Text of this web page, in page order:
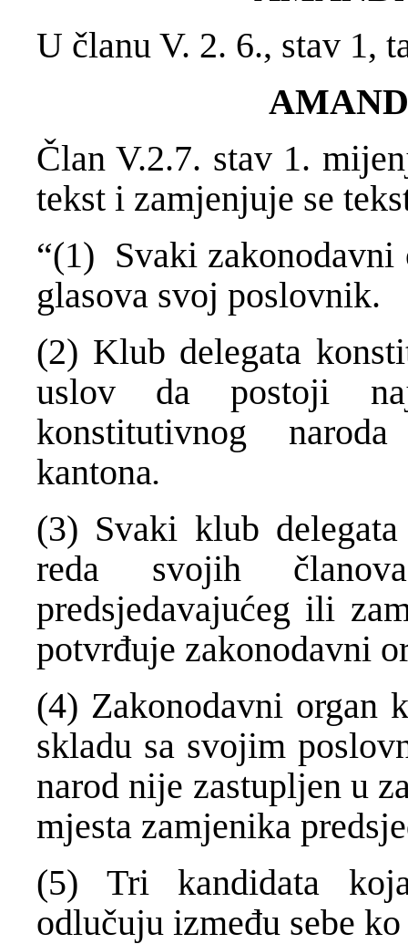
U članu V. 2. 6., stav 1,
Član V.2.7. stav 1.
tekst i zamjenjuje se
“(1) Svaki zakonodavni
glasova svoj poslovnik.
(2) Klub delegata
uslov da postoji
konstitutivnog
kantona.
(3) Svaki klub
reda svojih
predsjedavajućeg ili
potvrđuje zakonodavni
(4) Zakonodavni organ
skladu sa svojim
narod nije zastupljen u
mjesta zamjenika
(5) Tri kandidata
odlučuju između sebe